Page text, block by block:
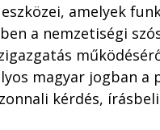
amelyek
a nemzetiségi
magyar jogban a
kérdés,